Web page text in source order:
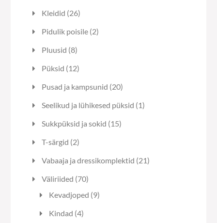
Kleidid 2626
toodet
Pidulik poisile 22
Pluusid 88
Püksid 1212
Pusad ja kampsunid 2020
toodet
Seelikud ja lühikesed püksid 11
Sukkpüksid ja sokid 1515
T-särgid 22
Vabaaja ja dressikomplektid 2121
Väliriided 7070
toodet
Kevadjoped 99
Kindad 44